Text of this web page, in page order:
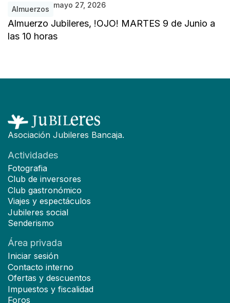
Almuerzos mayo 27, 2026
Almuerzo Jubileres, !OJO! MARTES 9 de Junio a
las 10 horas
Asociación Jubileres Bancaja.
Actividades
Fotografia
Club de inversores
Club gastronómico
Viajes y espectáculos
Jubileres social
Senderismo
Área privada
Iniciar sesión
Contacto interno
Ofertas y descuentos
Impuestos y fiscalidad
Foros